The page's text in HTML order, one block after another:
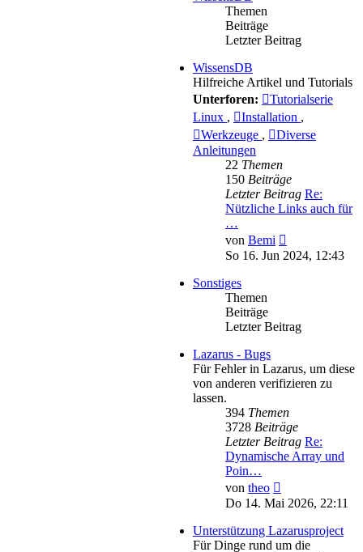
Themen
Beiträge
Letzter Beitrag
WissensDB
Hilfreiche Artikel und Tutorials
Unterforen:
Tutorialserie
Linux , Installation ,
Werkzeuge ,
Diverse
Anleitungen
22 Themen
150 Beiträge
Letzter Beitrag Re:
Nützliche Links auch für
…
von Bemi
Beitrag
So 16. Jun 2024, 12:43
Sonstiges
Themen
Beiträge
Letzter Beitrag
Lazarus - Bugs
Für Fehler in Lazarus, um diese
von anderen verifizieren zu
lassen.
394 Themen
3728 Beiträge
Letzter Beitrag Re:
Dynamische Array und
Poin…
von theo
Beitrag
Do 14. Mai 2026, 22:11
Unterstützung Lazarusproject
Für Dinge rund um die